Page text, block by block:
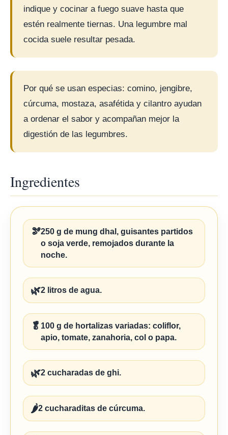
indique y cocinar a fuego suave hasta que
estén realmente tiernas. Una legumbre mal
cocida suele resultar pesada.
Por qué se usan especias: comino, jengibre,
cúrcuma, mostaza, asafétida y cilantro ayudan
a ordenar el sabor y acompañan mejor la
digestión de las legumbres.
Ingredientes
🫘250 g de mung dhal, guisantes partidos
o soja verde, remojados durante la
noche.
🌿2 litros de agua.
🥬 100 g de hortalizas variadas: coliflor,
apio, tomate, zanahoria, col o papa.
🌿2 cucharadas de ghi.
🌶️2 cucharaditas de cúrcuma.